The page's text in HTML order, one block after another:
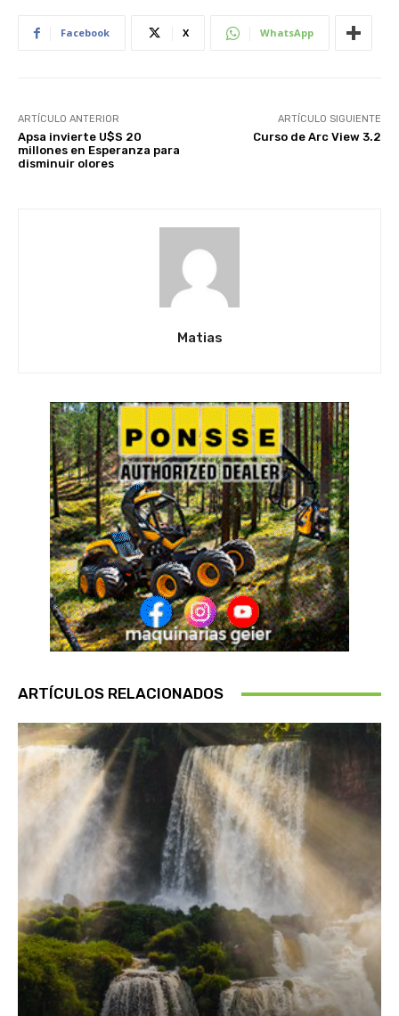
Facebook X WhatsApp
ARTÍCULO ANTERIOR
Apsa invierte U$S 20
millones en Esperanza para
disminuir olores
ARTÍCULO SIGUIENTE
Curso de Arc View 3.2
Matias
ARTÍCULOS RELACIONADOS